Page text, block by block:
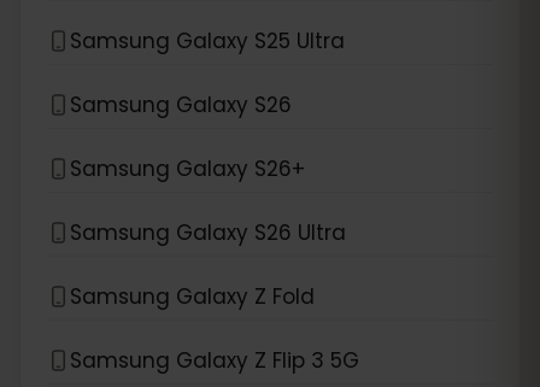
Samsung Galaxy S25 Ultra
Samsung Galaxy S26
Samsung Galaxy S26+
Samsung Galaxy S26 Ultra
Samsung Galaxy Z Fold
Samsung Galaxy Z Flip 3 5G